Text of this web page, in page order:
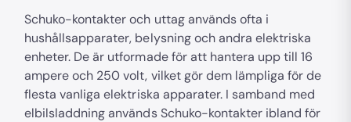
Schuko-kontakter och uttag används ofta i
hushållsapparater, belysning och andra elektriska
enheter. De är utformade för att hantera upp till 16
ampere och 250 volt, vilket gör dem lämpliga för de
flesta vanliga elektriska apparater. I samband med
elbilsladdning används Schuko-kontakter ibland för